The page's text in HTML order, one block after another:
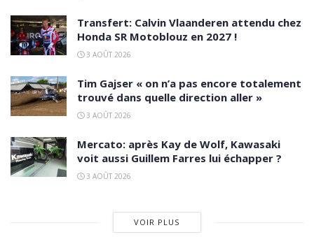
Transfert: Calvin Vlaanderen attendu chez
Honda SR Motoblouz en 2027 !
3 AOÛT 2026
Tim Gajser « on n’a pas encore totalement
trouvé dans quelle direction aller »
3 AOÛT 2026
Mercato: après Kay de Wolf, Kawasaki
voit aussi Guillem Farres lui échapper ?
3 AOÛT 2026
VOIR PLUS